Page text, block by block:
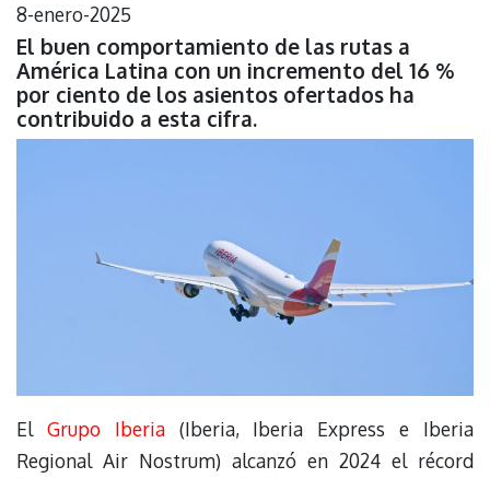
8-enero-2025
El buen comportamiento de las rutas a
América Latina con un incremento del 16 %
por ciento de los asientos ofertados ha
contribuido a esta cifra.
El Grupo Iberia(Iberia, Iberia Express e Iberia
Regional Air Nostrum) alcanzó en 2024 el récord